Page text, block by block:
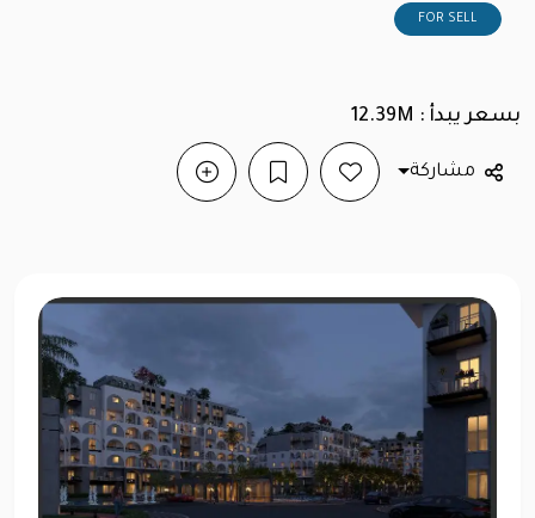
FOR SELL
بسعر يبدأ : 12.39M
مشاركة